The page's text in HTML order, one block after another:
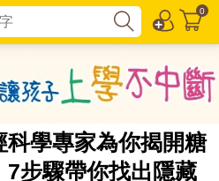
0
學專家為你揭開糖
步驟帶你找出隱藏